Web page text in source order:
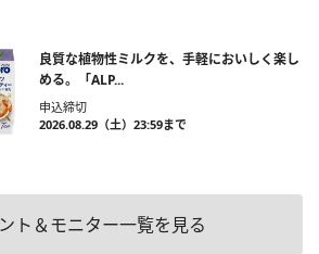
良質な植物性ミルクを、手軽においしく楽し
める。「ALP...
申込締切
2026.08.29（土）23:59まで
ト＆モニター一覧を見る